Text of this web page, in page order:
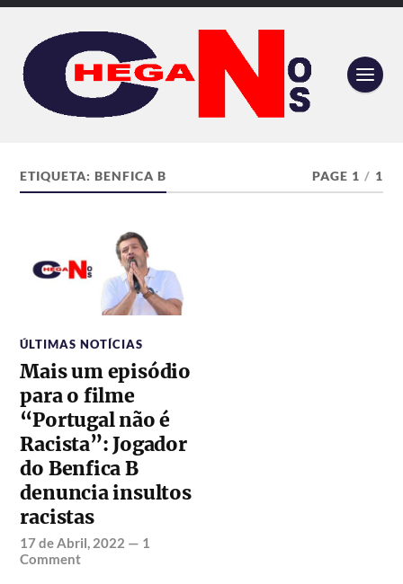
ETIQUETA:BENFICA B PAGE 1 / 1
ÚLTIMAS NOTÍCIAS
Mais um episódio
para o filme
“Portugal não é
Racista”: Jogador
do Benfica B
denuncia insultos
racistas
17 de Abril, 2022 — 1
Comment